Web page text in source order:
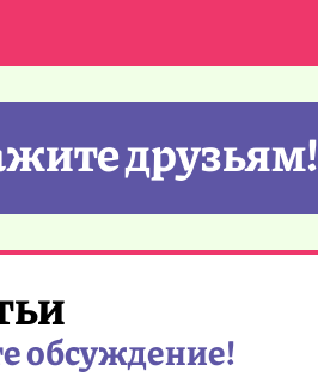
друзьям!
обсуждение!